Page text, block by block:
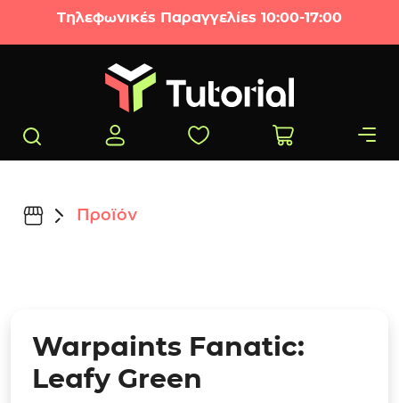
Μετάβαση στο περιεχόμενο
Τηλεφωνικές Παραγγελίες 10:00-17:00
Προϊόν
Warpaints Fanatic:
Leafy Green